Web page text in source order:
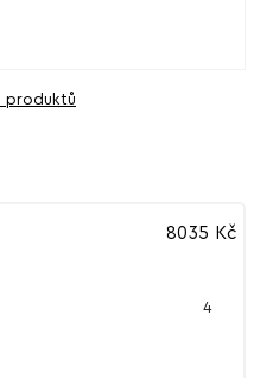
produktů
8035 Kč
4